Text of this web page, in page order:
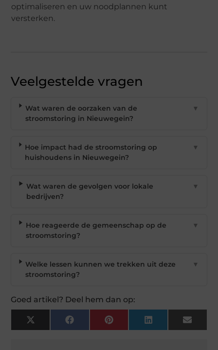
optimaliseren en uw noodplannen kunt
versterken.
Veelgestelde vragen
Wat waren de oorzaken van de
stroomstoring in Nieuwegein?
▼
Hoe impact had de stroomstoring op
huishoudens in Nieuwegein?
▼
Wat waren de gevolgen voor lokale
bedrijven?
▼
Hoe reageerde de gemeenschap op de
stroomstoring?
▼
Welke lessen kunnen we trekken uit deze
stroomstoring?
▼
Goed artikel? Deel hem dan op:
X
(Twitter)
Facebook Pinterest LinkedIn Email